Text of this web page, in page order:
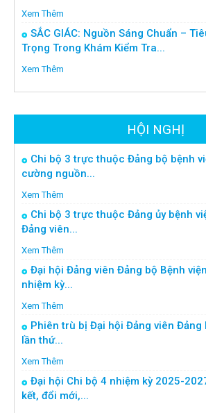
Xem Thêm
SẮC GIÁC: Nguồn Sáng Chuẩn –
Trọng Trong Khám Kiểm Tra...
Xem Thêm
HỘI NGHỊ
Chi bộ 3 trực thuộc Đảng bộ bệnh
cường nguồn...
Xem Thêm
Chi bộ 3 trực thuộc Đảng ủy bệnh
Đảng viên...
Xem Thêm
Đại hội Đảng viên Đảng bộ Bệnh
nhiệm kỳ...
Xem Thêm
Phiên trù bị Đại hội Đảng viên Đảng
lần thứ...
Xem Thêm
Đại hội Chi bộ 4 nhiệm kỳ 2025-
kết, đổi mới,...